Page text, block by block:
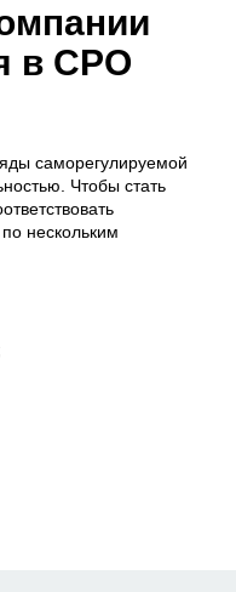
в СРО
саморегулируемой
Чтобы стать
нескольким